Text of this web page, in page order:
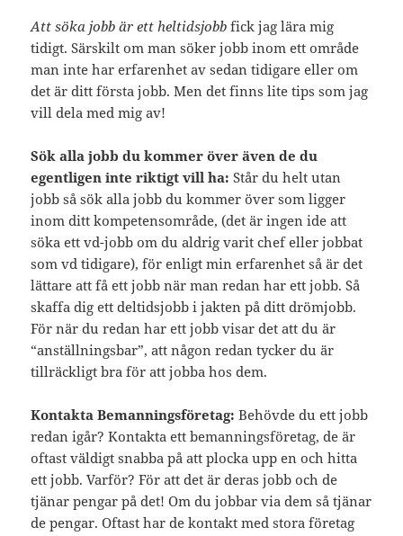
Att söka jobb är ett heltidsjobb fick jag lära mig
tidigt. Särskilt om man söker jobb inom ett område
man inte har erfarenhet av sedan tidigare eller om
det är ditt första jobb. Men det finns lite tips som jag
vill dela med mig av!
Sök alla jobb du kommer över även de du
egentligen inte riktigt vill ha:Står du helt utan
jobb så sök alla jobb du kommer över som ligger
inom ditt kompetensområde, (det är ingen ide att
söka ett vd-jobb om du aldrig varit chef eller jobbat
som vd tidigare), för enligt min erfarenhet så är det
lättare att få ett jobb när man redan har ett jobb. Så
skaffa dig ett deltidsjobb i jakten på ditt drömjobb.
För när du redan har ett jobb visar det att du är
“anställningsbar”, att någon redan tycker du är
tillräckligt bra för att jobba hos dem.
Kontakta Bemanningsföretag: Behövde du ett jobb
redan igår? Kontakta ett bemanningsföretag, de är
oftast väldigt snabba på att plocka upp en och hitta
ett jobb. Varför? För att det är deras jobb och de
tjänar pengar på det! Om du jobbar via dem så tjänar
de pengar. Oftast har de kontakt med stora företag